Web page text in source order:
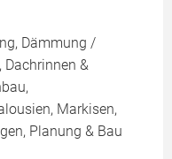
Dämmung /
Dachrinnen &
Markisen,
Planung & Bau